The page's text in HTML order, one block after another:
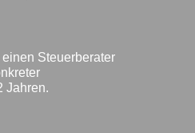
Steuerberater
Jahren.